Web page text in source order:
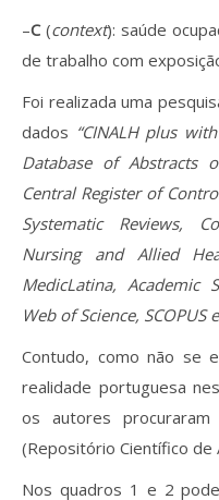
–C(context): saúde
de trabalho com
Foi realizada uma
dados “CINALH plus
Database of Abstracts
Central Register of
Systematic Reviews,
Nursing and Allied
MedicLatina, Academic
Web of Science, SCOPUSe
Contudo, como não se
realidade portuguesa
os autores procuraram
(Repositório Científico
Nos quadros 1 e 2